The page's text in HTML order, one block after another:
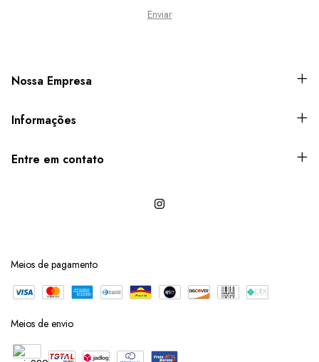
Nossa Empresa
Informações
Entre em contato
Meios de pagamento
Meios de envio